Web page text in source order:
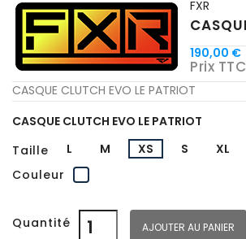
FXR
190,00 €
Prix TTC
CASQUE CLUTCH EVO LE PATRIOT
CASQUE CLUTCH EVO LE PATRIOT
Taille
L M XS S XL
Couleur
Blanc
Quantité AJOUTER AU PANIER